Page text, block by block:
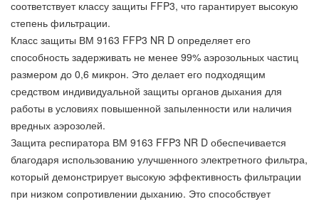
соответствует классу защиты FFP3, что гарантирует высокую
степень фильтрации.
Класс защиты ВМ 9163 FFP3 NR D определяет его
способность задерживать не менее 99% аэрозольных частиц
размером до 0,6 микрон. Это делает его подходящим
средством индивидуальной защиты органов дыхания для
работы в условиях повышенной запыленности или наличия
вредных аэрозолей.
Защита респиратора ВМ 9163 FFP3 NR D обеспечивается
благодаря использованию улучшенного электретного фильтра,
который демонстрирует высокую эффективность фильтрации
при низком сопротивлении дыханию. Это способствует